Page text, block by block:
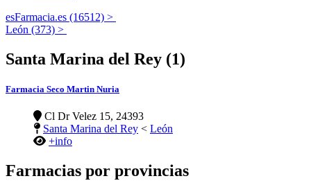
esFarmacia.es (16512) >
León (373) >
Santa Marina del Rey (1)
Farmacia Seco Martin Nuria
Cl Dr Velez 15, 24393
Santa Marina del Rey < León
+info
Farmacias por provincias